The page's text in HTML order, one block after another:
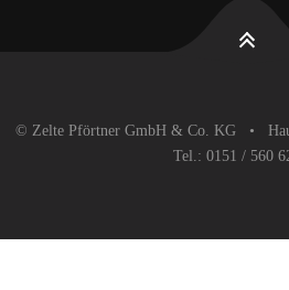
© Zelte Pförtner GmbH & Co. KG •
Tel.: 0151 / 560